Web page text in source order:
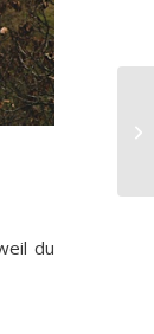
du